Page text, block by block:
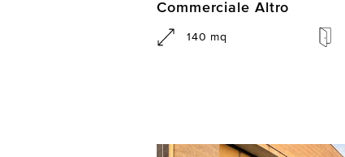
Commerciale Altro
140 mq